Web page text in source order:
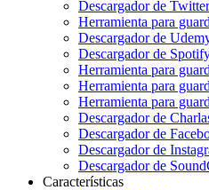
Descargador de Twitter
Herramienta para
Descargador de
Descargador de
Herramienta para
Herramienta para
Herramienta para
Descargador de
Descargador de
Descargador de
Descargador de
Características